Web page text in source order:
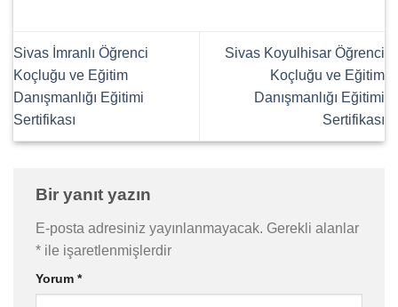
Sivas İmranlı Öğrenci
Koçluğu ve Eğitim
Danışmanlığı Eğitimi
Sertifikası
Sivas Koyulhisar Öğrenci
Koçluğu ve Eğitim
Danışmanlığı Eğitimi
Sertifikası
Bir yanıt yazın
E-posta adresiniz yayınlanmayacak. Gerekli alanlar
* ile işaretlenmişlerdir
Yorum *